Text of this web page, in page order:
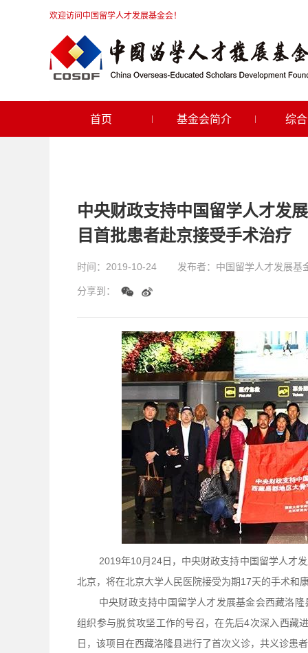
欢迎访问中国留学人才发展基金会！
首页 基金会简介 综
中央财政支持中国留学人才发
目首批患者赴京接受手术治疗
时间： 2019-10-24 发布者： 中国留学人才发展基
分享到：
2019年10月24日，中央财政支持中国留学人才
北京，将在北京大学人民医院接受为期17天的手术和
中央财政支持中国留学人才发展基金会西藏洛
组织参与脱贫攻坚工作的号召，在先后4次深入西
日，该项目在西藏洛隆县进行了首次义诊，共义诊患